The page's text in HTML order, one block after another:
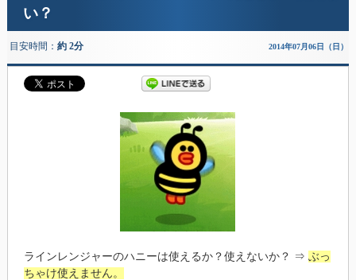
い？
目安時間： 約 2分 2014年07月06日（日）
ラインレンジャーのハニーは使えるか？使えないか？ ⇒ ぶっ
ちゃけ使えません。